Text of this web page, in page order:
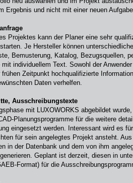
Ergebnis und nicht mit einer neuen
Projektes kann der Planer eine sehr
Je Hersteller können
Bemusterung, Katalog, Bezugsquellen,
individuellem Text. Sowohl der
Zeitpunkt hochqualifizierte
Daten verhelfen.
Ausschreibungstexte
mit LUXOWORKS abgebildet
Planungsprogramme für die weitere
eingesetzt werden. Interessant wird es
für sein angelegtes Projekt ansteht.
in der Datenbank und dem von ihm
Geplant ist derzeit, diesen in
Format) für die